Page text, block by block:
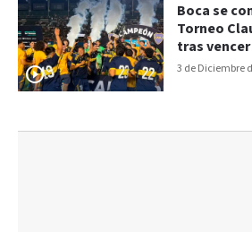
3 de Diciembre
Boca se
Torneo
tras
penales